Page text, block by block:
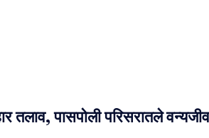
तलाव, पासपोली परिसरातले